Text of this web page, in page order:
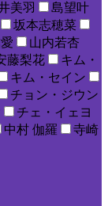
美羽
島望叶
坂本志穂菜
山内若杏
藤梨花
キム・
キム・セイン
チョン・ジウン
チェ・イェヨ
中村 伽羅
寺崎